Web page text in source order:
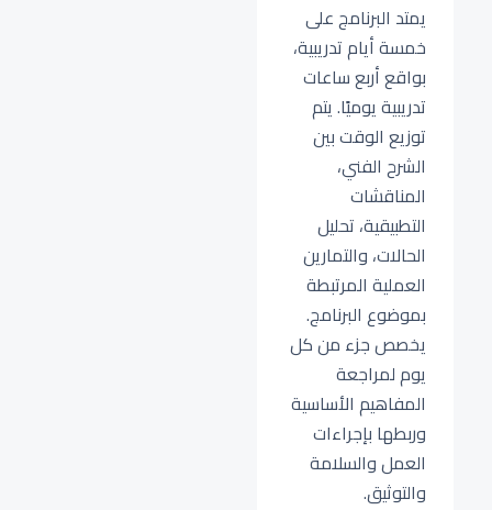
يمتد البرنامج على
خمسة أيام تدريبية،
بواقع أربع ساعات
تدريبية يوميًا. يتم
توزيع الوقت بين
الشرح الفني،
المناقشات
التطبيقية، تحليل
الحالات، والتمارين
العملية المرتبطة
بموضوع البرنامج.
يخصص جزء من كل
يوم لمراجعة
المفاهيم الأساسية
وربطها بإجراءات
العمل والسلامة
والتوثيق.